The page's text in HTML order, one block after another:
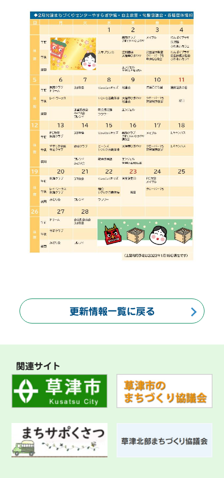
更新情報一覧に戻る
関連サイト